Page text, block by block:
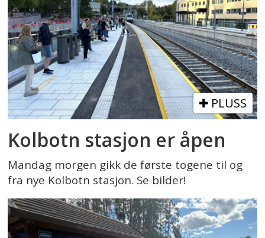
PLUSS
Kolbotn stasjon er åpen
Mandag morgen gikk de første togene til og
fra nye Kolbotn stasjon. Se bilder!